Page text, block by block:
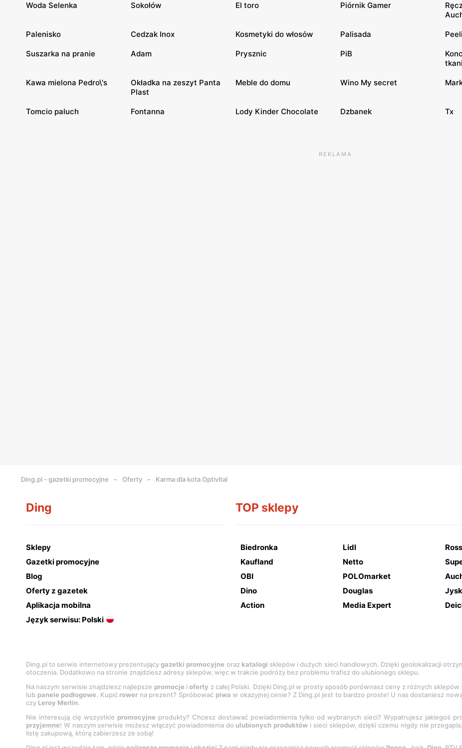
Woda Selenka Sokołów El toro Piórnik Gamer
Palenisko Cedzak Inox Kosmetyki do włosów Palisada
Suszarka na pranie Adam Prysznic PiB
Kawa mielona Pedro\'s
Okładka na zeszyt Panta
Plast
Meble do domu Wino My secret
Tomcio paluch Fontanna Lody Kinder Chocolate Dzbanek Tx
REKLAMA
Ding.pl - gazetki promocyjne Oferty Karma dla kota Optivital
Ding
Sklepy
Gazetki promocyjne
Blog
Oferty z gazetek
Aplikacja mobilna
Język serwisu: Polski
TOP sklepy
Biedronka Lidl
Kaufland
Netto
OBI
POLOmarket
Dino
Douglas Jysk
Action
Media Expert
Ding.pl to serwis internetowy prezentującygazetki promocyjne oraz katalogi sklepów i dużych sieci handlowych. Dzięki geolokalizacji
otoczenia. Dodatkowo na stronie znajdziesz adresy sklepów, więc w trakcie podróży bez problemu trafisz do ulubionego sklepu.
Na naszym serwisie znajdziesz najlepsze promocje ioferty z całej Polski. Dzięki Ding.pl w prosty sposób porównasz ceny z różnych
lub panele podłogowe. Kupić rower na prezent? Spróbować piwa w okazyjnej cenie? Z Ding.pl jest to bardzo proste! U nas dostaniesz
czy Leroy Merlin.
Nie interesują cię wszystkie promocyjne produkty? Chcesz dostawać powiadomienia tylko od wybranych sieci? Wypatrujesz jakiegoś
przyjemne! W naszym serwisie możesz włączyć powiadomienia do ulubionych produktów i sieci sklepów, dzięki czemu nigdy nie
listę zakupową, którą zabierzesz ze sobą!